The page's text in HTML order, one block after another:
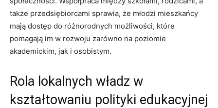
także przedsiębiorcami sprawia, że młodzi mieszkańcy
mają dostęp do różnorodnych możliwości, które
pomagają im w rozwoju zarówno na poziomie
akademickim, jak i osobistym.
Rola lokalnych władz w
kształtowaniu polityki edukacyjnej